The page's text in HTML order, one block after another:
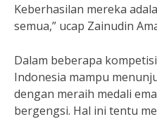
Keberhasilan mereka
semua,” ucap Zainudin
Dalam beberapa
Indonesia mampu
dengan meraih medali
bergengsi. Hal ini tentu